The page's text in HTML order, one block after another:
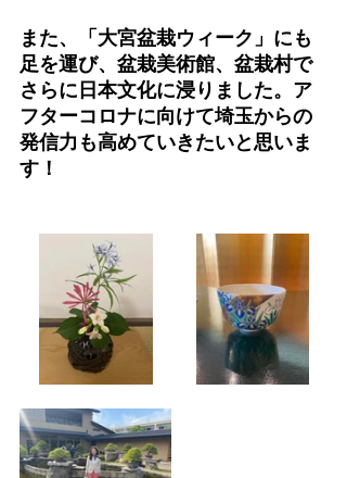
また、「大宮盆栽ウィーク」にも
足を運び、盆栽美術館、盆栽村で
さらに日本文化に浸りました。ア
フターコロナに向けて埼玉からの
発信力も高めていきたいと思いま
す！